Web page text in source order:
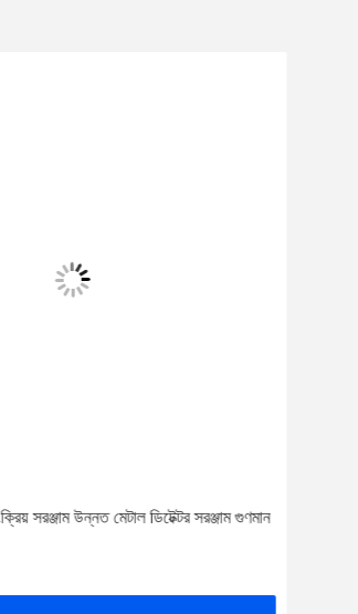
সরঞ্জাম উন্নত মেটাল ডিটেক্টর সরঞ্জাম গুণমান